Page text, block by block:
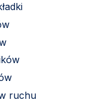
ruchu